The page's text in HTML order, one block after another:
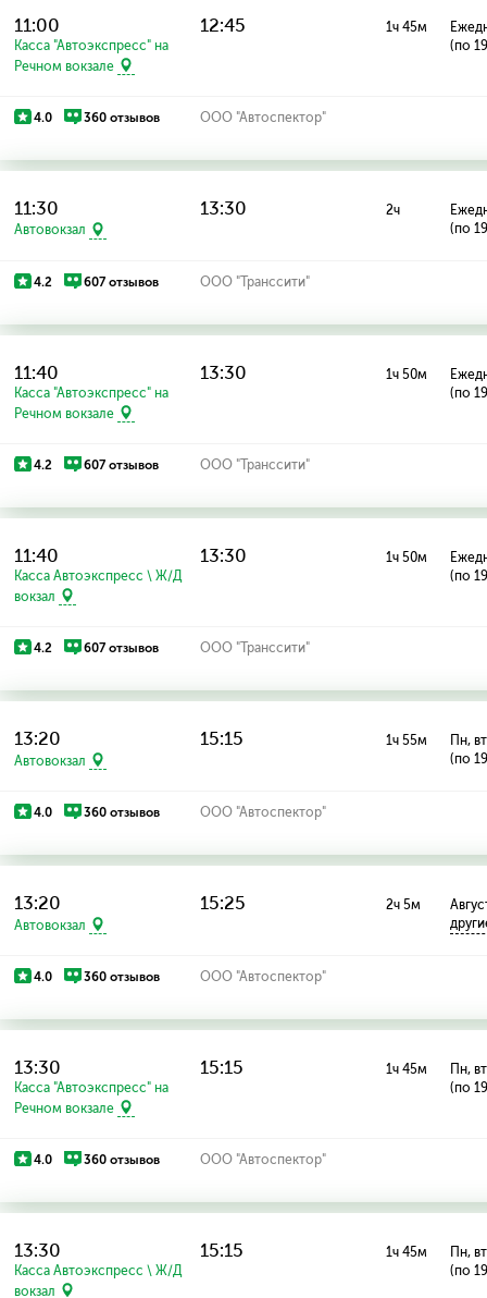
11:00
Касса "Автоэкспресс" на
Речном вокзале
12:45 1ч 45м
(по
4.0 360 отзывов ООО "Автоспектор"
11:30
Автовокзал
13:30 2ч
(по
4.2 607 отзывов ООО "Транссити"
11:40
Касса "Автоэкспресс" на
Речном вокзале
13:30 1ч 50м
(по
4.2 607 отзывов ООО "Транссити"
11:40
Касса Автоэкспресс \ Ж/Д
вокзал
13:30 1ч 50м
(по
4.2 607 отзывов ООО "Транссити"
13:20
Автовокзал
15:15 1ч 55м
Пн,
(по
4.0 360 отзывов ООО "Автоспектор"
13:20
Автовокзал
15:25 2ч 5м
4.0 360 отзывов ООО "Автоспектор"
13:30
Касса "Автоэкспресс" на
Речном вокзале
15:15 1ч 45м
Пн,
(по
4.0 360 отзывов ООО "Автоспектор"
13:30
Касса Автоэкспресс \ Ж/Д
вокзал
15:15 1ч 45м
Пн,
(по